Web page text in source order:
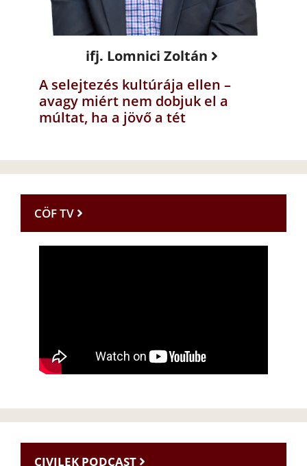
ifj. Lomnici Zoltán
A selejtezés kultúrája ellen –
avagy miért nem dobjuk el a
múltat, ha a jövő a tét
CÖF TV
CIVILEK PODCAST